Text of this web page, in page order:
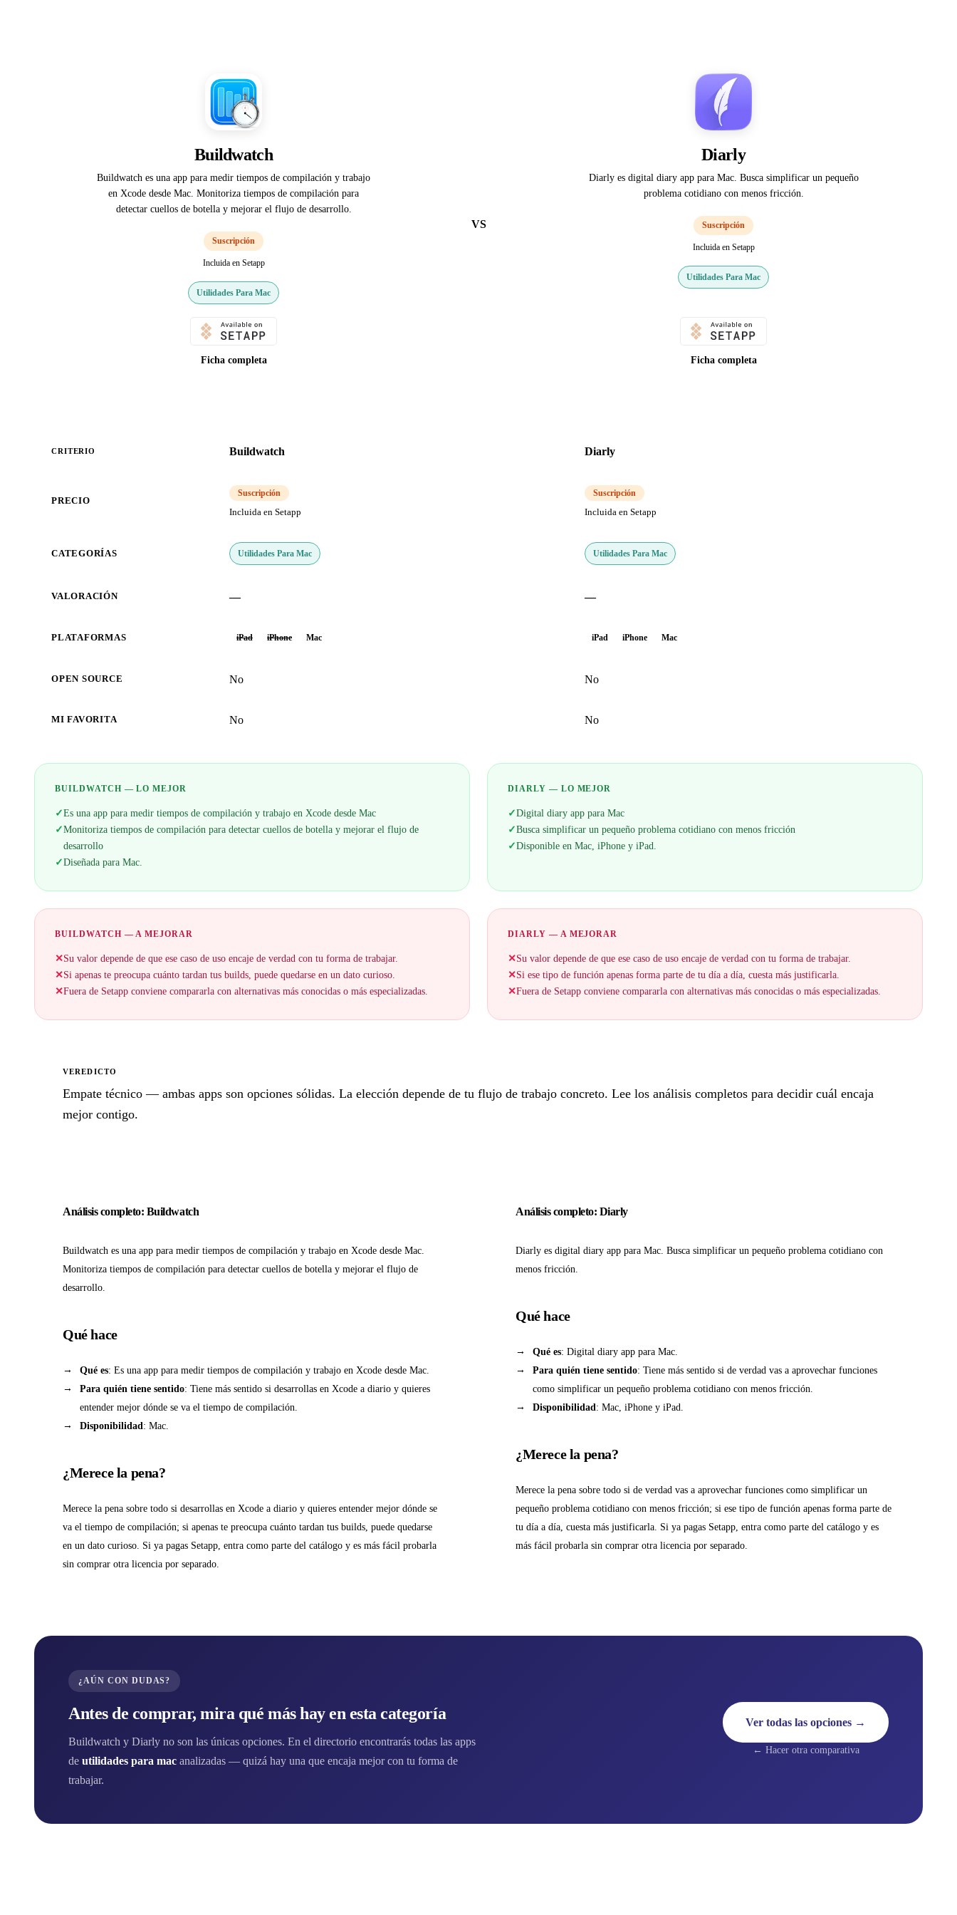
Buildwatch
Buildwatch es una app para medir tiempos de compilación y trabajo
en Xcode desde Mac. Monitoriza tiempos de compilación para
detectar cuellos de botella y mejorar el flujo de desarrollo.
Suscripción
Incluida en Setapp
Utilidades Para Mac
Ficha completa
VS
Diarly
Diarly es digital diary app para Mac. Busca simplificar un pequeño
problema cotidiano con menos fricción.
Suscripción
Incluida en Setapp
Utilidades Para Mac
Ficha completa
CRITERIO Buildwatch Diarly
PRECIO
Suscripción
Incluida en Setapp
Suscripción
Incluida en Setapp
CATEGORÍAS Utilidades Para Mac Utilidades Para Mac
VALORACIÓN — —
PLATAFORMAS iPad iPhone Mac iPad iPhone Mac
OPEN SOURCE No No
MI FAVORITA No No
BUILDWATCH — LO MEJOR
✓Es una app para medir tiempos de compilación y trabajo en Xcode desde Mac
✓Monitoriza tiempos de compilación para detectar cuellos de botella y mejorar el flujo de
desarrollo
✓Diseñada para Mac.
DIARLY — LO MEJOR
✓Digital diary app para Mac
✓Busca simplificar un pequeño problema cotidiano con menos fricción
✓Disponible en Mac, iPhone y iPad.
BUILDWATCH — A MEJORAR
✕Su valor depende de que ese caso de uso encaje de verdad con tu forma de trabajar.
✕Si apenas te preocupa cuánto tardan tus builds, puede quedarse en un dato curioso.
✕Fuera de Setapp conviene compararla con alternativas más conocidas o más especializadas.
DIARLY — A MEJORAR
✕Su valor depende de que ese caso de uso encaje de verdad con tu forma de trabajar.
✕Si ese tipo de función apenas forma parte de tu día a día, cuesta más justificarla.
✕Fuera de Setapp conviene compararla con alternativas más conocidas o más especializadas.
VEREDICTO
Empate técnico — ambas apps son opciones sólidas. La elección depende de tu flujo de trabajo concreto. Lee los análisis completos para decidir cuál encaja
mejor contigo.
Análisis completo: Buildwatch
Buildwatch es una app para medir tiempos de compilación y trabajo en Xcode desde Mac.
Monitoriza tiempos de compilación para detectar cuellos de botella y mejorar el flujo de
desarrollo.
Qué hace
Qué es: Es una app para medir tiempos de compilación y trabajo en Xcode desde Mac.
Para quién tiene sentido: Tiene más sentido si desarrollas en Xcode a diario y quieres
entender mejor dónde se va el tiempo de compilación.
Disponibilidad: Mac.
¿Merece la pena?
Merece la pena sobre todo si desarrollas en Xcode a diario y quieres entender mejor dónde se
va el tiempo de compilación; si apenas te preocupa cuánto tardan tus builds, puede quedarse
en un dato curioso. Si ya pagas Setapp, entra como parte del catálogo y es más fácil probarla
sin comprar otra licencia por separado.
Análisis completo: Diarly
Diarly es digital diary app para Mac. Busca simplificar un pequeño problema cotidiano con
menos fricción.
Qué hace
Qué es: Digital diary app para Mac.
Para quién tiene sentido: Tiene más sentido si de verdad vas a aprovechar funciones
como simplificar un pequeño problema cotidiano con menos fricción.
Disponibilidad: Mac, iPhone y iPad.
¿Merece la pena?
Merece la pena sobre todo si de verdad vas a aprovechar funciones como simplificar un
pequeño problema cotidiano con menos fricción; si ese tipo de función apenas forma parte de
tu día a día, cuesta más justificarla. Si ya pagas Setapp, entra como parte del catálogo y es
más fácil probarla sin comprar otra licencia por separado.
¿AÚN CON DUDAS?
Antes de comprar, mira qué más hay en esta categoría
Buildwatch y Diarly no son las únicas opciones. En el directorio encontrarás todas las apps
de utilidades para mac analizadas — quizá hay una que encaja mejor con tu forma de
trabajar.
Ver todas las opciones →
← Hacer otra comparativa